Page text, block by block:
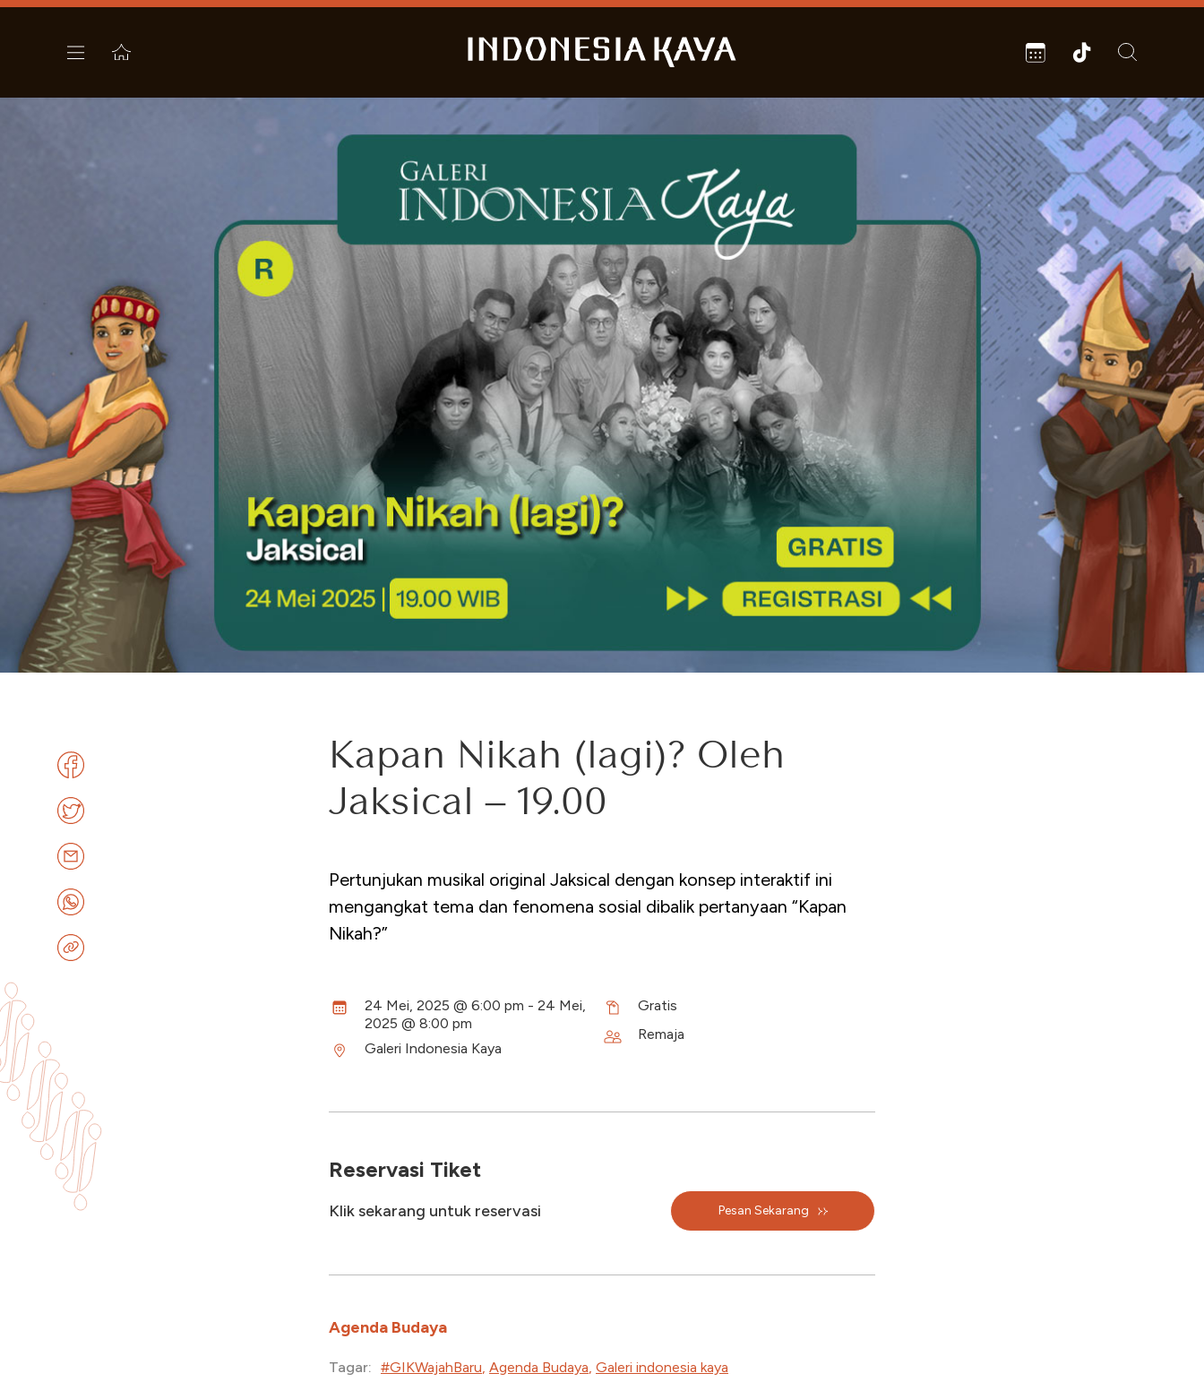
Kapan Nikah (lagi)? Oleh
Jaksical – 19.00
Pertunjukan musikal original Jaksical dengan konsep interaktif ini
mengangkat tema dan fenomena sosial dibalik pertanyaan “Kapan
Nikah?”
24 Mei, 2025 @ 6:00 pm - 24 Mei,
2025 @ 8:00 pm
Galeri Indonesia Kaya
Gratis
Remaja
Reservasi Tiket
Klik sekarang untuk reservasi Pesan Sekarang
Agenda Budaya
Tagar: #GIKWajahBaru Agenda Budaya Galeri indonesia kaya